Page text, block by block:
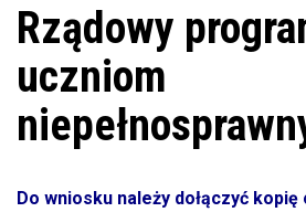
Rządowy
uczniom
Do wniosku należy dołączyć